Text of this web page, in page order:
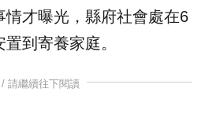
情才曝光，縣府社會處在6
到寄養家庭。
請繼續往下閱讀